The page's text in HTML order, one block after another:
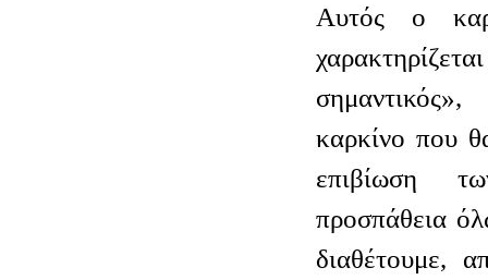
Αυτός ο
καρκίνο που
επιβίωση
προσπάθεια
διαθέτουμε,